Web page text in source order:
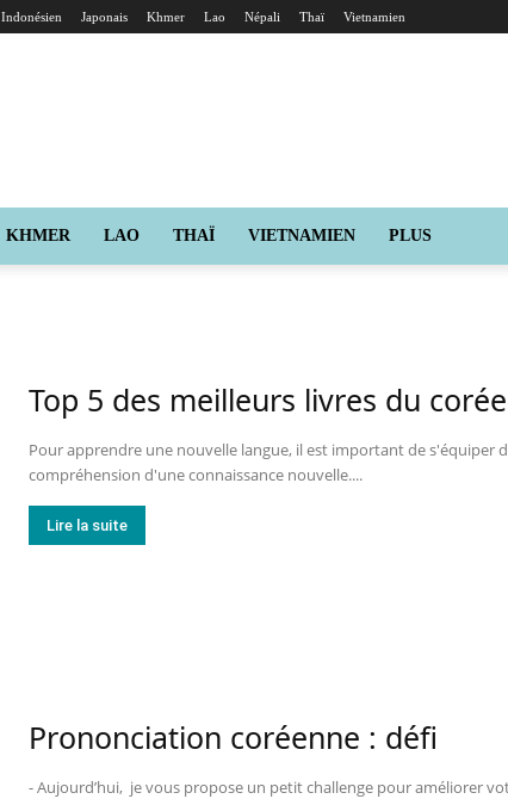
Indonésien Japonais Khmer Lao Népali Thaï Vietnamien
KHMER LAO THAÏ VIETNAMIEN PLUS
Top 5 des meilleurs livres du
Pour apprendre une nouvelle langue, il est important de s'équiper
compréhension d'une connaissance nouvelle....
Lire la suite
Prononciation coréenne : défi
- Aujourd’hui, je vous propose un petit challenge pour améliorer